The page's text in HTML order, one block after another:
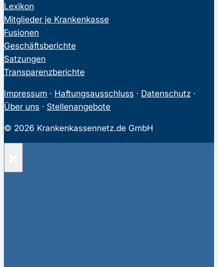
Lexikon
Mitglieder je Krankenkasse
Fusionen
Geschäftsberichte
Satzungen
Transparenzberichte
Impressum · Haftungsausschluss · Datenschutz ·
Über uns · Stellenangebote
© 2026 Krankenkassennetz.de GmbH